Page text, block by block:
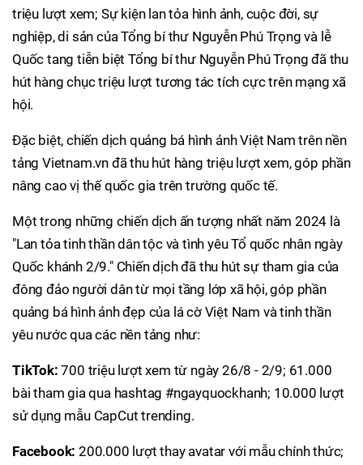
triệu lượt xem; Sự kiện lan tỏa hình ảnh, cuộc đời, sự
nghiệp, di sản của Tổng bí thư Nguyễn Phú Trọng và lễ
Quốc tang tiễn biệt Tổng bí thư Nguyễn Phú Trọng đã thu
hút hàng chục triệu lượt tương tác tích cực trên mạng xã
hội.
Đặc biệt, chiến dịch quảng bá hình ảnh Việt Nam trên nền
tảng Vietnam.vn đã thu hút hàng triệu lượt xem, góp phần
nâng cao vị thế quốc gia trên trường quốc tế.
Một trong những chiến dịch ấn tượng nhất năm 2024 là
"Lan tỏa tinh thần dân tộc và tình yêu Tổ quốc nhân ngày
Quốc khánh 2/9." Chiến dịch đã thu hút sự tham gia của
đông đảo người dân từ mọi tầng lớp xã hội, góp phần
quảng bá hình ảnh đẹp của lá cờ Việt Nam và tinh thần
yêu nước qua các nền tảng như:
TikTok: 700 triệu lượt xem từ ngày 26/8 - 2/9; 61.000
bài tham gia qua hashtag #ngayquockhanh; 10.000 lượt
sử dụng mẫu CapCut trending.
Facebook: 200.000 lượt thay avatar với mẫu chính thức;